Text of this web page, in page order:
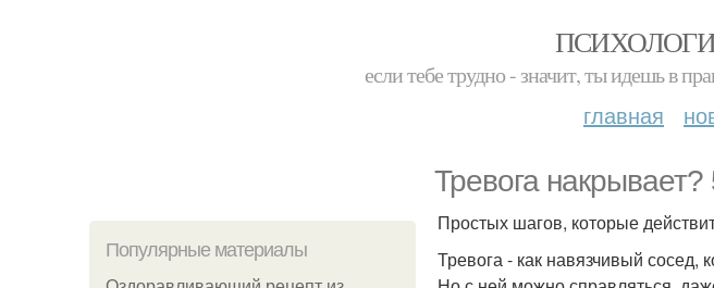
если тебе трудно - значит, ты идешь в
главная
Тревога накрывает?
Популярные материалы
Простых шагов, которые
Тревога - как навязчивый сосед,